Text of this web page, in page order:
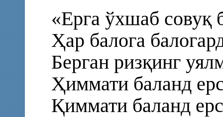
«Ерга ўхшаб совуқ
Ҳар балога
Берган ризқинг
Ҳиммати баланд
Қиммати баланд